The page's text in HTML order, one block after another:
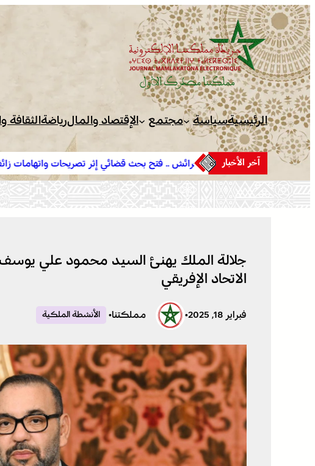
تخطى
إلى
المحتوى
الرئيسيةسياسة مجتمع الإقتصاد والمالرياضةالثقافة
آخر الأخبار
العرائش .. فتح بحث قضائي إثر تصريحات واتهامات زائفة مرتبطة
بمحاولة للهجرة غير النظامية
جلالة الملك يهنئ السيد محمود علي يوسف
الاتحاد الإفريقي
فبراير 18, 2025 • مملكتنا• الأنشطة الملكية